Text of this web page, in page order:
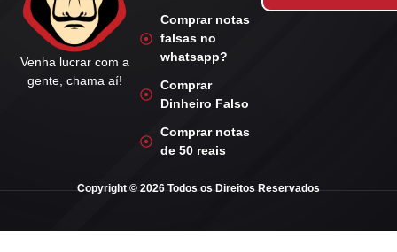
Venha lucrar com a
gente, chama aí!
Comprar notas
falsas no
whatsapp?
Comprar
Dinheiro Falso
Comprar notas
de 50 reais
Copyright © 2026 Todos os Direitos Reservados